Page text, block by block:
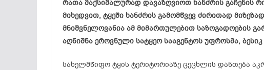
რათა მაქსიმალურად დავაზღვიოთ ხანძრის გაჩენის
მიხედვით, ტყეში ხანძრის გამომწვევ ძირითად
მნიშვნელოვანია ამ მიმართულებით საზოგადოების
აღნიშნა ეროვნული სატყეო სააგენტოს უფროსმა,
სახელმწიფო ტყის ტერიტორიაზე ცეცხლის დანთება